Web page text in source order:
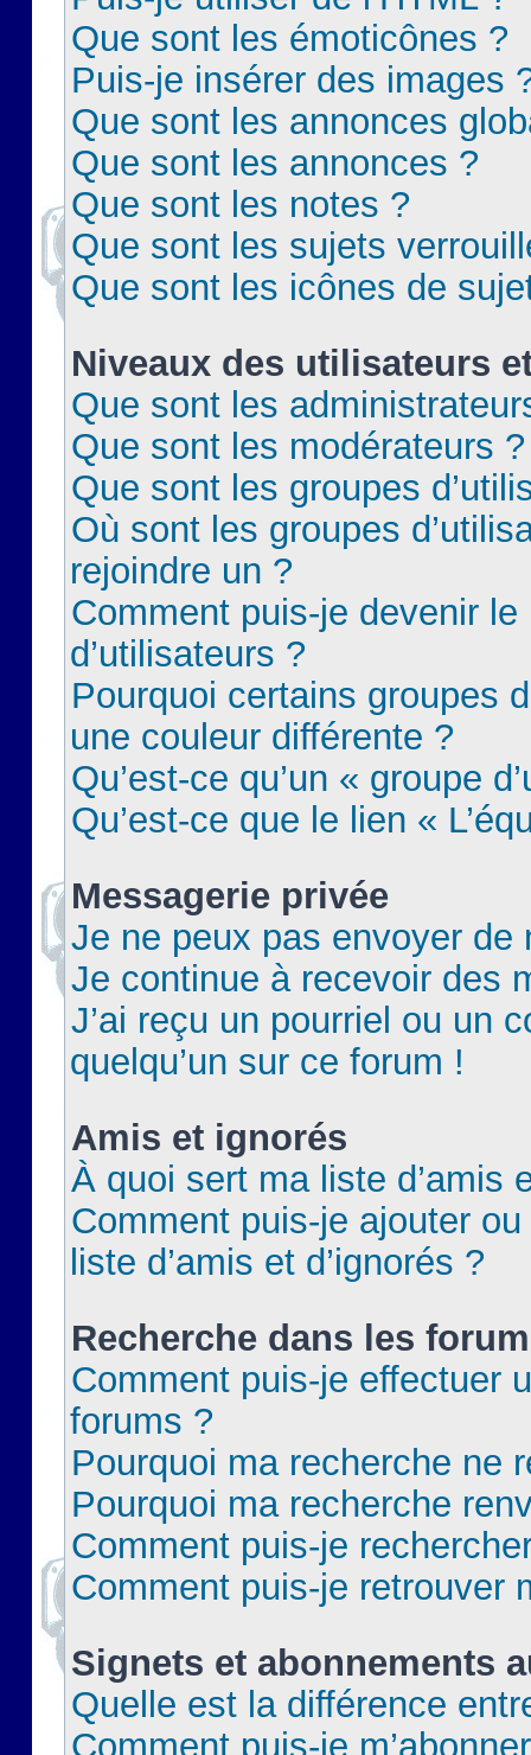
Que sont les émoticônes ?
Puis-je insérer des images
Que sont les annonces
Que sont les annonces ?
Que sont les notes ?
Que sont les sujets
Que sont les icônes de
Niveaux des utilisateurs
Que sont les
Que sont les modérateurs ?
Que sont les groupes
Où sont les groupes
rejoindre un ?
Comment puis-je devenir le
d’utilisateurs ?
Pourquoi certains groupes
une couleur différente ?
Qu’est-ce qu’un « groupe
Qu’est-ce que le lien «
Messagerie privée
Je ne peux pas envoyer de
Je continue à recevoir des
J’ai reçu un pourriel ou un
quelqu’un sur ce forum !
Amis et ignorés
À quoi sert ma liste d’amis
Comment puis-je ajouter
liste d’amis et d’ignorés ?
Recherche dans les
Comment puis-je effectuer
forums ?
Pourquoi ma recherche ne
Pourquoi ma recherche
Comment puis-je
Comment puis-je retrouver
Signets et abonnements
Quelle est la différence
Comment puis-je